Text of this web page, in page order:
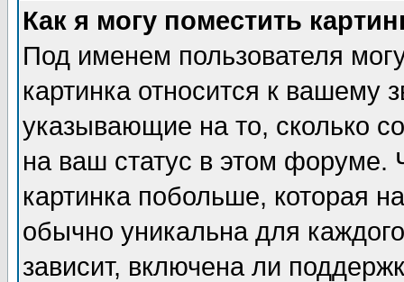
Как я могу поместить
Под именем пользователя
картинка относится к вашему
указывающие на то, сколько
на ваш статус в этом форуме.
картинка побольше, которая
обычно уникальна для
зависит, включена ли